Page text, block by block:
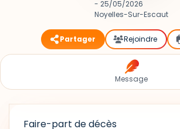
- 25/05/2026
Noyelles-Sur-Escaut
Partager Rejoindre
Message
Faire-part de décès